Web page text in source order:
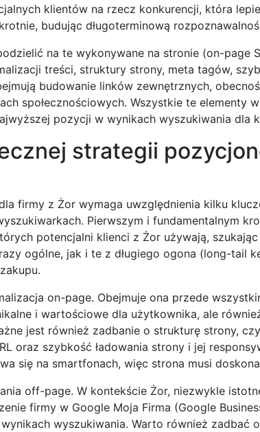
klientów na rzecz konkurencji, która
budując długoterminową
na te wykonywane na stronie (on-page
treści, struktury strony, meta tagów,
budowanie linków zewnętrznych,
społecznościowych. Wszystkie te elementy
pozycji w wynikach wyszukiwania dla
strategii
firmy z Żor wymaga uwzględnienia kilku
Pierwszym i fundamentalnym
potencjalni klienci z Żor używają,
ogólne, jak i te z długiego ogona (long-tail
on-page. Obejmuje ona przede
i wartościowe dla użytkownika, ale
jest również zadbanie o strukturę strony,
oraz szybkość ładowania strony i jej
się na smartfonach, więc strona musi
off-page. W kontekście Żor, niezwykle
firmy w Google Moja Firma (Google
wyszukiwania. Warto również zadbać